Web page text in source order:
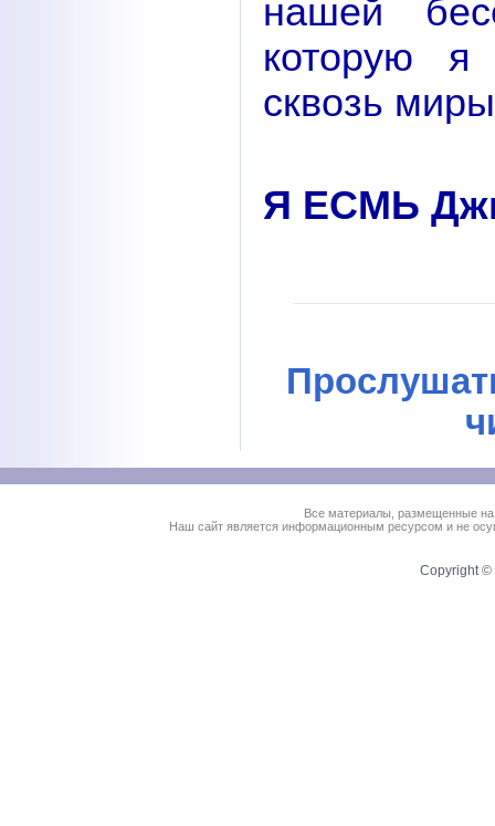
нашей
которую
сквозь
Я ЕСМЬ
Все материалы, размещенные
Наш сайт является информационным ресурсом и не
Copyright ©